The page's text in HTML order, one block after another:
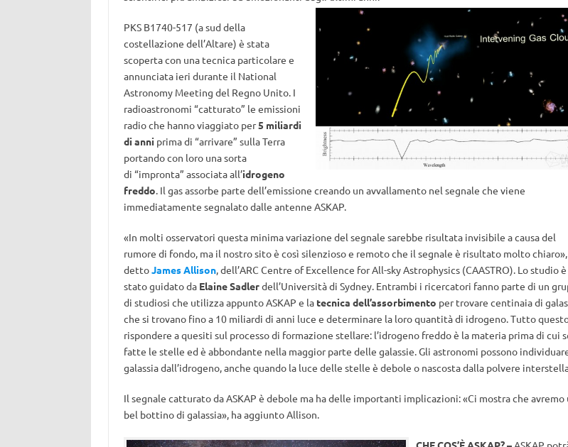
PKS B1740-517 (a sud della
costellazione dell’Altare) è stata
scoperta con una tecnica particolare e
annunciata ieri durante il National
Astronomy Meeting del Regno Unito. I
radioastronomi “catturato” le emissioni
radio che hanno viaggiato per5 miliardi
di anni prima di “arrivare” sulla Terra
portando con loro una sorta
di “impronta” associata all’idrogeno
freddo. Il gas assorbe parte dell’emissione creando un avvallamento nel segnale che viene
immediatamente segnalato dalle antenne ASKAP.
«In molti osservatori questa minima variazione del segnale sarebbe risultata invisibile a causa del
rumore di fondo, ma il nostro sito è così silenzioso e remoto che il segnale è risultato molto
dettoJames Allison, dell’ARC Centre of Excellence for All-sky Astrophysics (CAASTRO). Lo studio è
stato guidato da Elaine Sadlerdell’Università di Sydney. Entrambi i ricercatori fanno parte di un
di studiosi che utilizza appunto ASKAP e la tecnica dell’assorbimento per trovare centinaia di
che si trovano fino a 10 miliardi di anni luce e determinare la loro quantità di idrogeno. Tutto
rispondere a quesiti sul processo di formazione stellare: l’idrogeno freddo è la materia prima di cui
fatte le stelle ed è abbondante nella maggior parte delle galassie. Gli astronomi possono
galassia dall’idrogeno, anche quando la luce delle stelle è debole o nascosta dalla polvere
Il segnale catturato da ASKAP è debole ma ha delle importanti implicazioni: «Ci mostra che avremo
bel bottino di galassia», ha aggiunto Allison.